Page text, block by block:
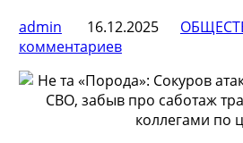
admin
16.12.2025
комментариев